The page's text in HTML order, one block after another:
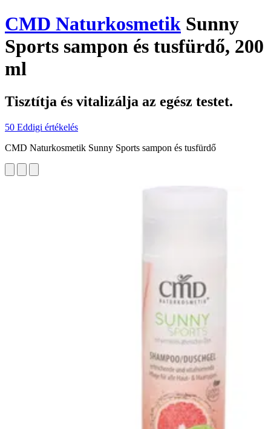
CMD Naturkosmetik Sunny
Sports sampon és tusfürdő, 200
ml
Tisztítja és vitalizálja az egész testet.
50 Eddigi értékelés
CMD Naturkosmetik Sunny Sports sampon és tusfürdő